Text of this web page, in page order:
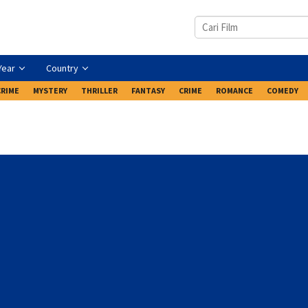
Country
MYSTERY THRILLER FANTASY CRIME ROMANCE COMEDY